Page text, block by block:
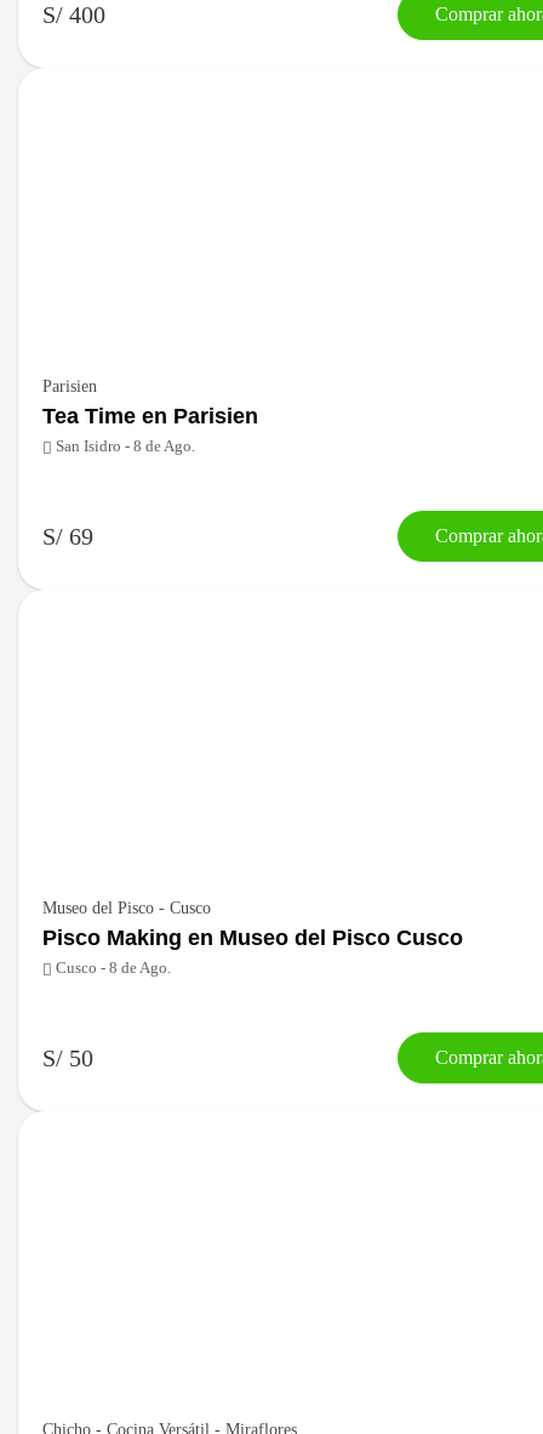
S/ 400 Comprar
Parisien
Tea Time en Parisien
San Isidro - 8 de Ago.
S/ 69 Comprar
Museo del Pisco - Cusco
Pisco Making en Museo del Pisco Cusco
Cusco - 8 de Ago.
S/ 50 Comprar
Chicho - Cocina Versátil - Miraflores